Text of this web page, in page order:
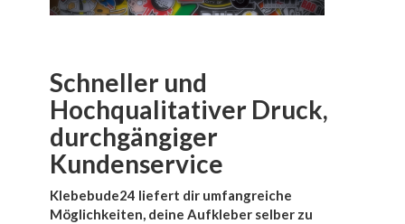
Schneller und
Hochqualitativer Druck,
durchgängiger
Kundenservice
Klebebude24 liefert dir umfangreiche
Möglichkeiten, deine Aufkleber selber zu